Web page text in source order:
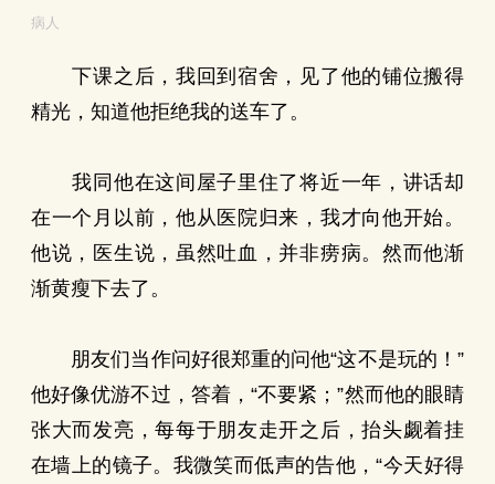
病人
下课之后，我回到宿舍，见了他的铺位搬得
精光，知道他拒绝我的送车了。
我同他在这间屋子里住了将近一年，讲话却
在一个月以前，他从医院归来，我才向他开始。
他说，医生说，虽然吐血，并非痨病。然而他渐
渐黄瘦下去了。
朋友们当作问好很郑重的问他“这不是玩的！”
他好像优游不过，答着，“不要紧；”然而他的眼睛
张大而发亮，每每于朋友走开之后，抬头觑着挂
在墙上的镜子。我微笑而低声的告他，“今天好得